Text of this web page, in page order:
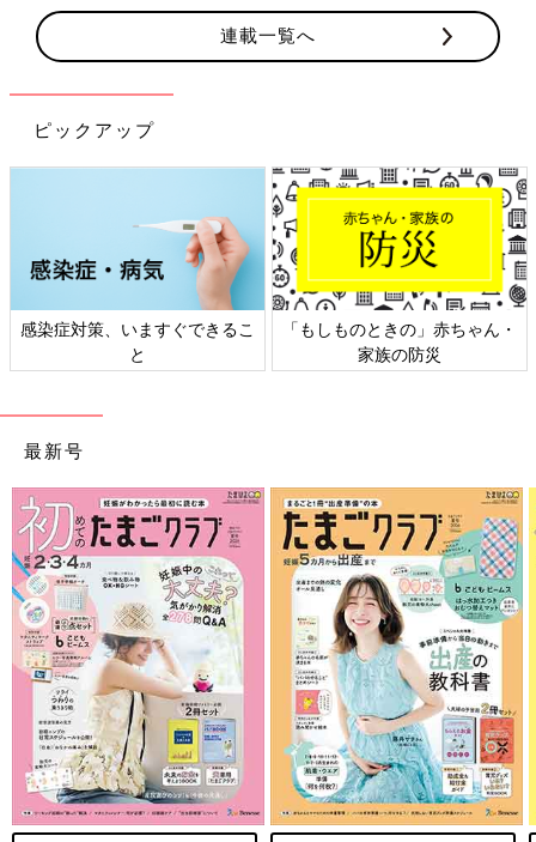
連載一覧へ
ピックアップ
しものときの」赤ちゃん・
家族の防災
日本外来小児科学会リーフレッ
ト検討会
六
最新号